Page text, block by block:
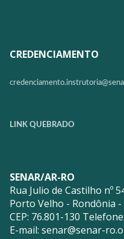
CREDENCIAMENTO
credenciamento.instrutoria@
LINK QUEBRADO
SENAR/AR-RO
Rua Julio de Castilho nº
Porto Velho - Rondônia
CEP: 76.801-130
E-mail: senar@senar-